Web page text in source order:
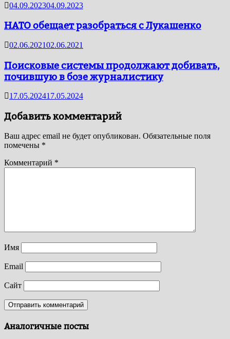
04.09.202304.09.2023
НАТО обещает разобраться с Лукашенко
02.06.202102.06.2021
Поисковые системы продолжают добивать,
почившую в бозе журналистику
17.05.202417.05.2024
Добавить комментарий
Ваш адрес email не будет опубликован. Обязательные поля
помечены *
Комментарий *
Имя
Email
Сайт
Аналогичные посты